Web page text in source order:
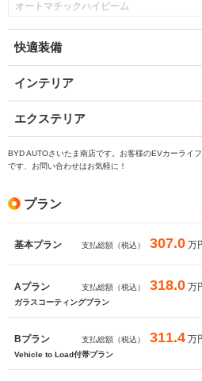
オートマチックハイビーム
快適装備
インテリア
エクステリア
BYD AUTOさいたま南店です。お客様のEVカーライ
です、お問い合わせはお気軽に！
プラン
基本プラン 支払総額（税込） 307.0 万
Aプラン 支払総額（税込） 318.0 万
ガラスコーティングプラン
Bプラン 支払総額（税込） 311.4 万
Vehicle to Load付帯プラン
いいえ